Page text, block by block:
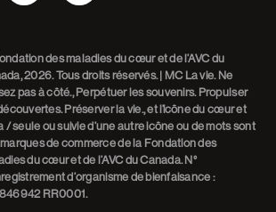
des maladies du cœur et de l’AVC du
2026. Tous droits réservés. | MC La vie. Ne
pas à côté., Perpétuer les souvenirs. Propulser
Préserver la vie., et l’icône du cœur et
/ seule ou suivie d’une autre icône ou de mots sont
de commerce de la Fondation des
du cœur et de l’AVC du Canada. N°
d’organisme de bienfaisance :
RR0001.